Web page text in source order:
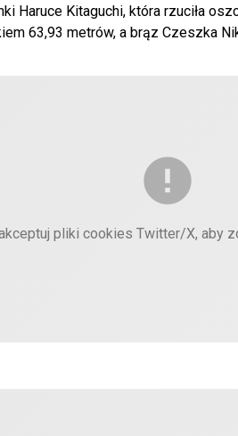
Haruce Kitaguchi, która rzuciła
63,93 metrów, a brąz Czeszka
pliki cookies Twitter/X, aby